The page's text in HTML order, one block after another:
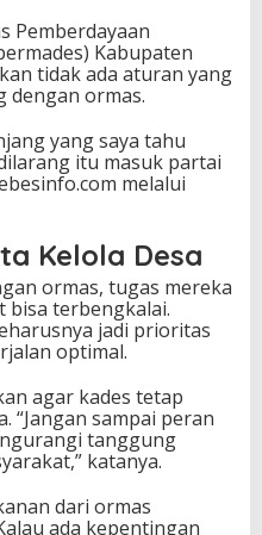
Pemberdayaan
Kabupaten
tidak ada aturan yang
dengan ormas.
yang saya tahu
itu masuk partai
melalui
Kelola Desa
ormas, tugas mereka
bisa terbengkalai.
jadi prioritas
optimal.
agar kades tetap
“Jangan sampai peran
tanggung
katanya.
dari ormas
ada kepentingan